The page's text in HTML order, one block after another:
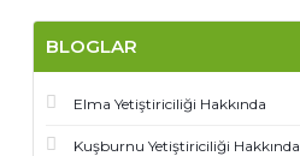
BLOGLAR
Elma Yetiştiriciliği Hakkında
Kuşburnu Yetiştiriciliği Hakkında